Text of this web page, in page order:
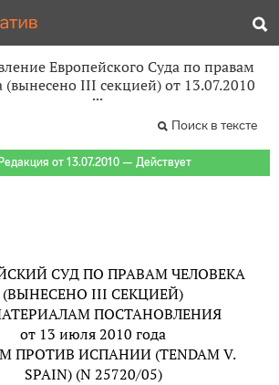
Европейского Суда по правам
(вынесено III секцией) от 13.07.2010
Поиск в тексте
Редакция от 13.07.2010 — Действует
СУД ПО ПРАВАМ ЧЕЛОВЕКА
(ВЫНЕСЕНО III СЕКЦИЕЙ)
ПОСТАНОВЛЕНИЯ
от 13 июля 2010 года
ПРОТИВ ИСПАНИИ (TENDAM V.
SPAIN) (N 25720/05)